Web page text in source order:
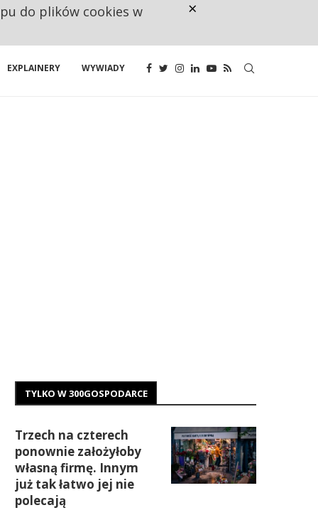
EXPLAINERY WYWIADY
TYLKO W 300GOSPODARCE
Trzech na czterech
ponownie założyłoby
własną firmę. Innym
już tak łatwo jej nie
polecają
do plików cookies w ×